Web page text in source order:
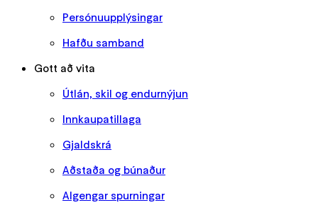
Persónuupplýsingar
Hafðu samband
Gott að vita
Útlán, skil og endurnýjun
Innkaupatillaga
Gjaldskrá
Aðstaða og búnaður
Algengar spurningar